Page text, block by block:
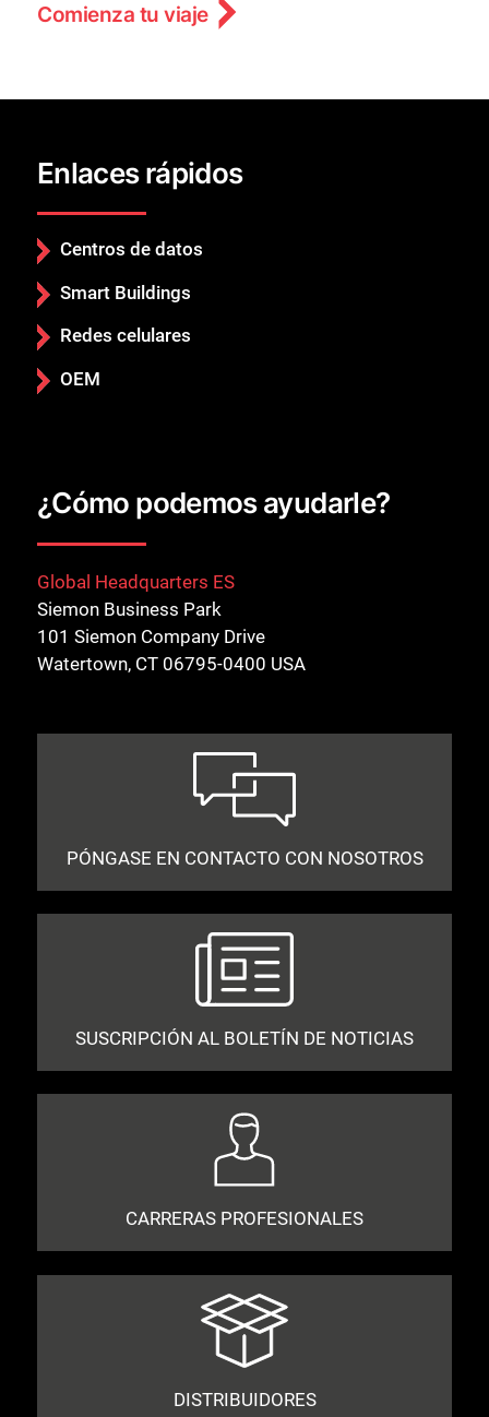
Comienza tu viaje
Enlaces rápidos
Centros de datos
Smart Buildings
Redes celulares
OEM
¿Cómo podemos ayudarle?
Global Headquarters ES
Siemon Business Park
101 Siemon Company Drive
Watertown, CT 06795-0400 USA
PÓNGASE EN CONTACTO CON NOSOTROS
SUSCRIPCIÓN AL BOLETÍN DE NOTICIAS
CARRERAS PROFESIONALES
DISTRIBUIDORES